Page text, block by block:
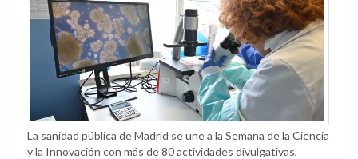
La sanidad pública de Madrid se une a la Semana de la Ciencia
y la Innovación con más de 80 actividades divulgativas,